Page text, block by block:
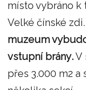
místo vybráno k
Velké čínské zdi.
muzeum
vstupní brány.V
přes 3.000 m2